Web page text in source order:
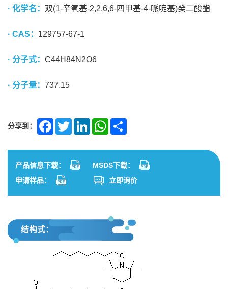
· 化学名： 双(1-辛氧基-2,2,6,6-四甲基-4-哌啶基)癸二酸酯
· CAS： 129757-67-1
· 分子式： C44H84N2O6
· 分子量： 737.15
分享到： Facebook
TwitterLinkedInWhatsApp
产品信息下载：
MSDS下载：
申请样品：
立即询价
结构式：